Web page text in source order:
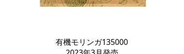
有機モリンガ135000